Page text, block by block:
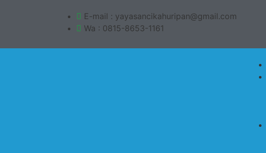
E-mail : yayasancikahuripan@gmail.com
Wa : 0815-8653-1161